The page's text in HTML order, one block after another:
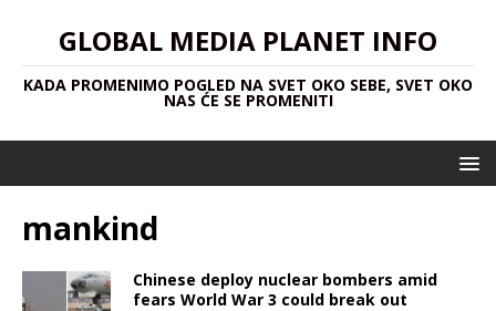
GLOBAL MEDIA PLANET INFO
KADA PROMENIMO POGLED NA SVET OKO SEBE, SVET OKO
NAS ĆE SE PROMENITI
mankind
Chinese deploy nuclear bombers amid
fears World War 3 could break out